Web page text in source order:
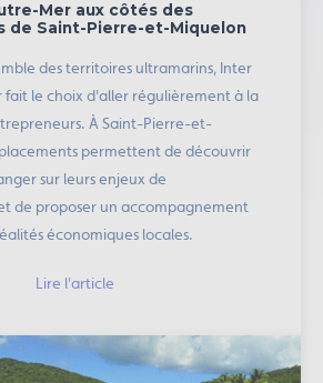
Mer aux côtés des
de Saint-Pierre-et-Miquelon
des territoires ultramarins, Inter
fait le choix d'aller régulièrement à la
À Saint-Pierre-et-
permettent de découvrir
sur leurs enjeux de
de proposer un accompagnement
économiques locales.
Lire l'article